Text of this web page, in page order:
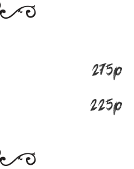
275р
225р